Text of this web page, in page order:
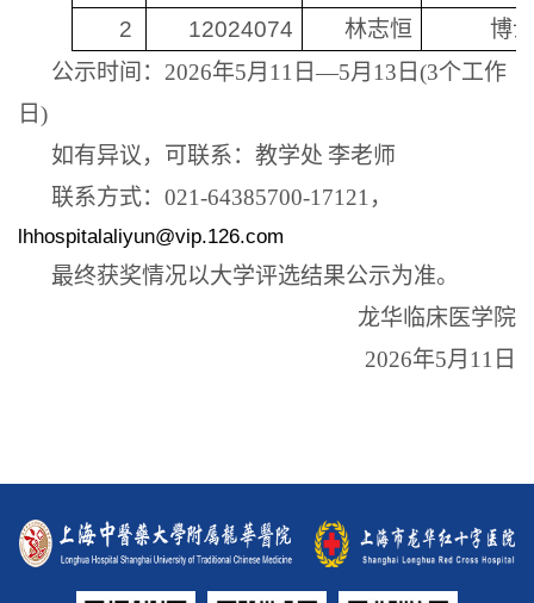
2
12024074 林志恒
博士
公示时间： 2026年5月 11 日—5月 13 日(3个工作
日)
如有异议，可联系：教学处 李老师
联系方式： 021-64385700-17121 ，
lhhospitalaliyun@vip.126.com
最终获奖情况以大学评选结果公示为准。
龙华临床医学院
2026年5月 11 日